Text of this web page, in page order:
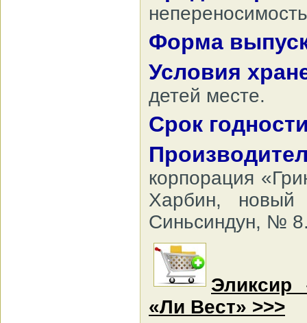
Форма
Условия
детей месте.
Срок
корпорация
Харбин, новый
Синьсиндун, №
Эликсир
«Ли Вест» >>>